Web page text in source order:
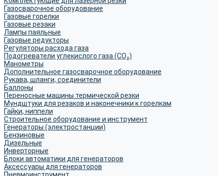
Газосварочное оборудование
Газовые горелки
Газовые резаки
Лампы паяльные
Газовые редукторы
Регуляторы расхода газа
Подогреватели углекислого газа (CO₂)
Манометры
Дополнительное газосварочное оборудование
Рукава, шланги, соединители
Баллоны
Переносные машины термической резки
Мундштуки для резаков и наконечники к горелкам
Гайки, ниппели
Строительное оборудование и инструмент
Генераторы (электростанции)
Бензиновые
Дизельные
Инверторные
Блоки автоматики для генераторов
Аксессуары для генераторов